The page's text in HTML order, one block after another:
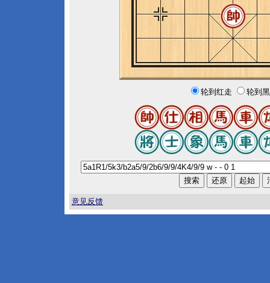
轮到红走 轮到
意见反馈